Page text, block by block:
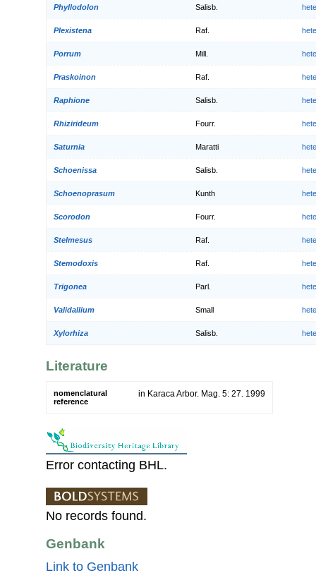
Phyllodolon Salisb.
Plexistena Raf.
Porrum Mill.
Praskoinon Raf.
Raphione Salisb.
Rhizirideum Fourr.
Saturnia Maratti
Schoenissa Salisb.
Schoenoprasum Kunth
Scorodon Fourr.
Stelmesus Raf.
Stemodoxis Raf.
Trigonea Parl.
Validallium Small
Xylorhiza Salisb.
Literature
nomenclatural
reference
in Karaca Arbor. Mag. 5: 27. 1999
Error contacting BHL.
No records found.
Genbank
Link to Genbank